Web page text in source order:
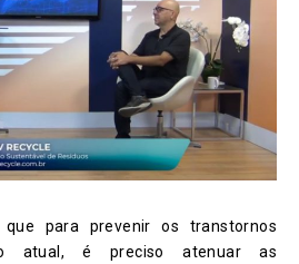
que para prevenir os transtornos
atual, é preciso atenuar as